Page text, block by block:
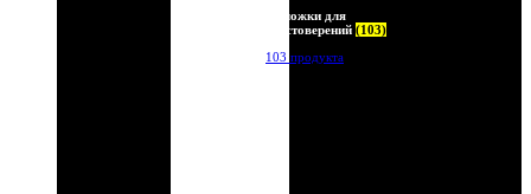
Обложки для
удостоверений (103)
103 продукта